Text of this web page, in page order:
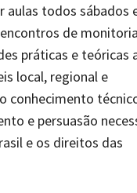
aulas todos sábados
de
práticas e teóricas
local, regional e
conhecimento
e persuasão
e os direitos das